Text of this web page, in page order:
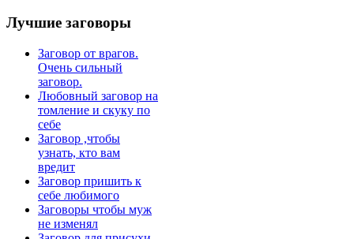
Лучшие заговоры
Заговор от врагов.
Очень сильный
заговор.
Любовный заговор на
томление и скуку по
себе
Заговор ,чтобы
узнать, кто вам
вредит
Заговор пришить к
себе любимого
Заговоры чтобы муж
не изменял